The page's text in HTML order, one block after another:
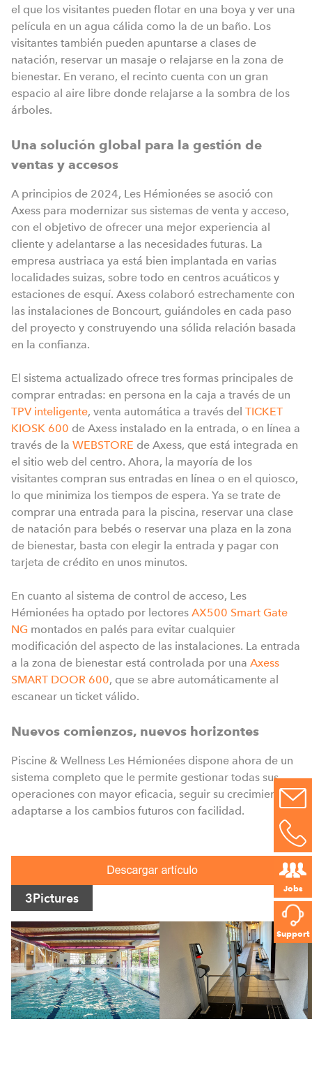
Jobs
Support
el que los visitantes pueden flotar en una boya y ver una
película en un agua cálida como la de un baño. Los
visitantes también pueden apuntarse a clases de
natación, reservar un masaje o relajarse en la zona de
bienestar. En verano, el recinto cuenta con un gran
espacio al aire libre donde relajarse a la sombra de los
árboles.
Una solución global para la gestión de
ventas y accesos
A principios de 2024, Les Hémionées se asoció con
Axess para modernizar sus sistemas de venta y acceso,
con el objetivo de ofrecer una mejor experiencia al
cliente y adelantarse a las necesidades futuras. La
empresa austriaca ya está bien implantada en varias
localidades suizas, sobre todo en centros acuáticos y
estaciones de esquí. Axess colaboró estrechamente con
las instalaciones de Boncourt, guiándoles en cada paso
del proyecto y construyendo una sólida relación basada
en la confianza.
El sistema actualizado ofrece tres formas principales de
comprar entradas: en persona en la caja a través de un
TPV inteligente, venta automática a través del TICKET
KIOSK 600 de Axess instalado en la entrada, o en línea a
través de la WEBSTORE de Axess, que está integrada en
el sitio web del centro. Ahora, la mayoría de los
visitantes compran sus entradas en línea o en el quiosco,
lo que minimiza los tiempos de espera. Ya se trate de
comprar una entrada para la piscina, reservar una clase
de natación para bebés o reservar una plaza en la zona
de bienestar, basta con elegir la entrada y pagar con
tarjeta de crédito en unos minutos.
En cuanto al sistema de control de acceso, Les
Hémionées ha optado por lectores AX500 Smart Gate
NG montados en palés para evitar cualquier
modificación del aspecto de las instalaciones. La entrada
a la zona de bienestar está controlada por una Axess
SMART DOOR 600, que se abre automáticamente al
escanear un ticket válido.
Nuevos comienzos, nuevos horizontes
Piscine & Wellness Les Hémionées dispone ahora de un
sistema completo que le permite gestionar todas sus
operaciones con mayor eficacia, seguir su crecimiento y
adaptarse a los cambios futuros con facilidad.
3Pictures